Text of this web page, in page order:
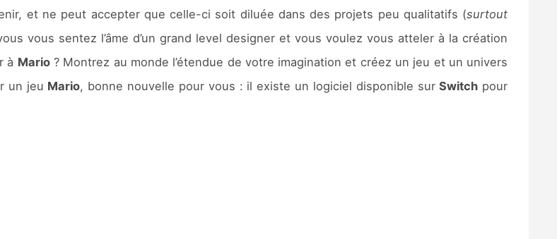
et ne peut accepter que celle-ci soit diluée dans des projets peu qualitatifs (surtout
vous sentez l’âme d’un grand level designer et vous voulez vous atteler à la création
à Mario? Montrez au monde l’étendue de votre imagination et créez un jeu et un univers
un jeu Mario, bonne nouvelle pour vous : il existe un logiciel disponible surSwitch pour